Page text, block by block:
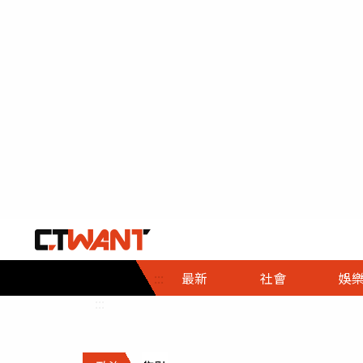
::: 最新 社會
社會首頁
時事
調查
娛樂
娛樂首頁
即時
財經首頁
熱線
政